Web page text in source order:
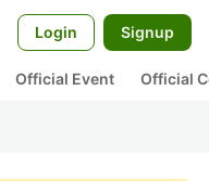
Login Signup
Official Event Official